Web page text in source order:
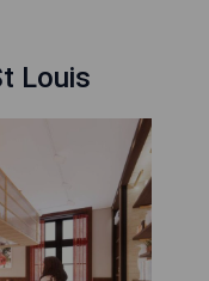
Louis